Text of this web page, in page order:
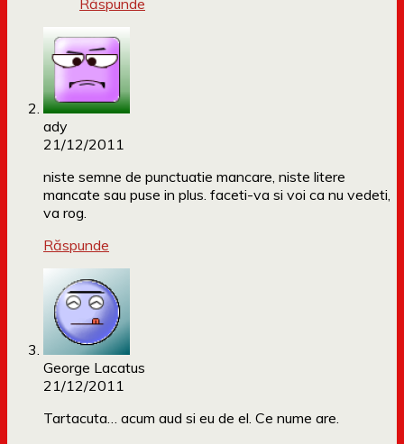
Răspunde
ady
21/12/2011
niste semne de punctuatie mancare, niste litere
mancate sau puse in plus. faceti-va si voi ca nu vedeti,
va rog.
Răspunde
George Lacatus
21/12/2011
Tartacuta… acum aud si eu de el. Ce nume are.